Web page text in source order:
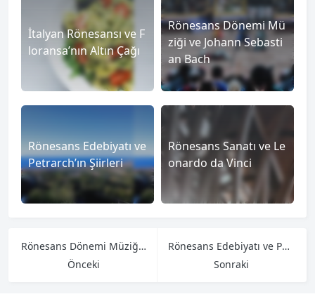
İtalyan Rönesansı ve F
loransa’nın Altın Çağı
Rönesans Dönemi Mü
ziği ve Johann Sebasti
an Bach
Rönesans Edebiyatı ve
Petrarch’ın Şiirleri
Rönesans Sanatı ve Le
onardo da Vinci
Rönesans Dönemi Müziği ve Johann Sebastian Bach
Önceki
Rönesans Edebiyatı ve Petrarch’ın Şiirleri
Sonraki